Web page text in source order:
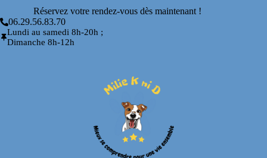
Réservez votre rendez-vous dès maintenant !
06.29.56.83.70
Lundi au samedi 8h-20h ;
Dimanche 8h-12h